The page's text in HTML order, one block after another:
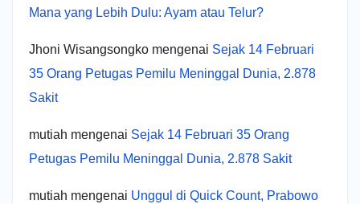
Mana yang Lebih Dulu: Ayam atau Telur?
Jhoni Wisangsongko mengenai Sejak 14 Februari
35 Orang Petugas Pemilu Meninggal Dunia, 2.878
Sakit
mutiah mengenai Sejak 14 Februari 35 Orang
Petugas Pemilu Meninggal Dunia, 2.878 Sakit
mutiah mengenai Unggul di Quick Count, Prabowo